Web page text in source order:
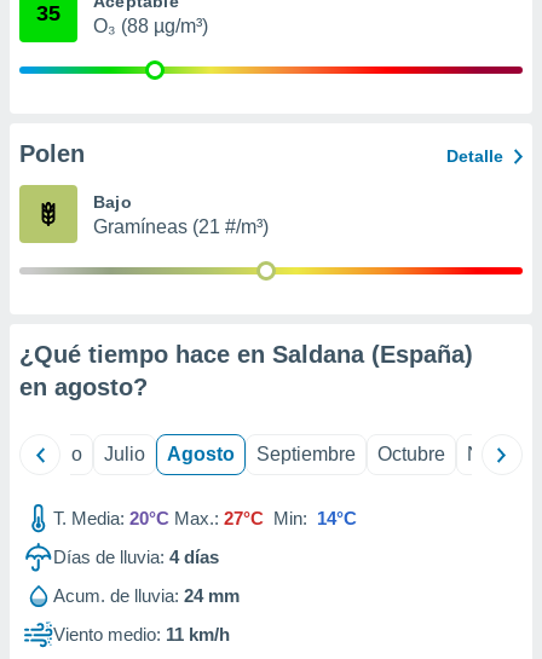
publicidad
35
O₃ (88 µg/m³)
Polen Detalle
Bajo
Gramíneas (21 #/m³)
¿Qué tiempo hace en Saldana (España)
en agosto?
Junio Julio Agosto Septiembre Octubre
T. Media: 20°C Max.: 27°C Min: 14°C
Días de lluvia: 4días
Acum. de lluvia: 24 mm
Viento medio: 11 km/h